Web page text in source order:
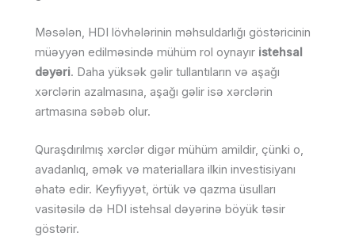
Məsələn, HDI lövhələrinin məhsuldarlığı göstəricinin
müəyyən edilməsində mühüm rol oynayır istehsal
dəyəri. Daha yüksək gəlir tullantıların və aşağı
xərclərin azalmasına, aşağı gəlir isə xərclərin
artmasına səbəb olur.
Quraşdırılmış xərclər digər mühüm amildir, çünki o,
avadanlıq, əmək və materiallara ilkin investisiyanı
əhatə edir. Keyfiyyət, örtük və qazma üsulları
vasitəsilə də HDI istehsal dəyərinə böyük təsir
göstərir.